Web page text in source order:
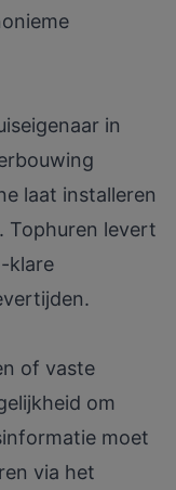
in
laat installeren
Tophuren levert
klare
of vaste
om
moet
via het